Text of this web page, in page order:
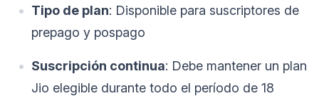
Tipo de plan: Disponible para suscriptores de
prepago y pospago
Suscripción continua: Debe mantener un plan
Jio elegible durante todo el período de 18